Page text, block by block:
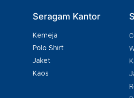
Seragam Kantor
Kemeja
Polo Shirt
Jaket
Kaos